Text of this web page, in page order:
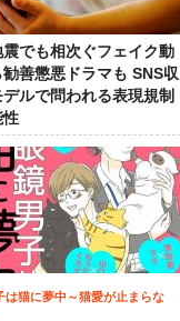
でも相次ぐフェイク動
勧善懲悪ドラマも SNS収
ルで問われる表現規制
性
は猫に夢中～猫愛が止まらな